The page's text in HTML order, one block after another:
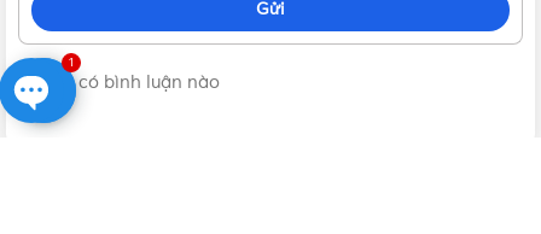
Gửi
Không có bình luận nào
1